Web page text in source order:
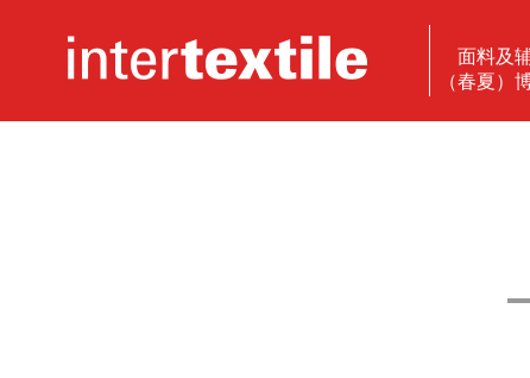
面料及
（春夏）